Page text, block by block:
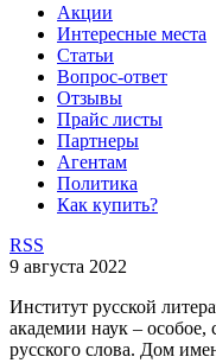
Акции
Интересные места
Статьи
Вопрос-ответ
Отзывы
Прайс листы
Партнеры
Агентам
Политика
Как купить?
RSS
9 августа 2022
Институт русской
академии наук – особое,
русского слова. Дом